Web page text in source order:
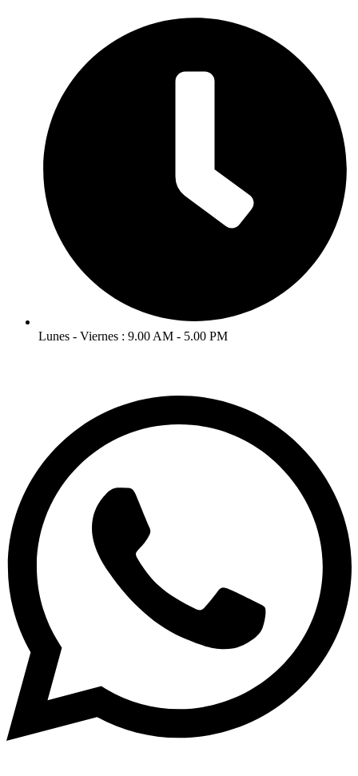
Lunes - Viernes : 9.00 AM - 5.00 PM